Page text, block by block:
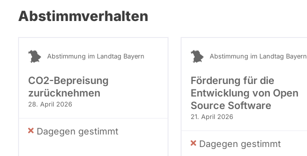
Abstimmverhalten
Abstimmung im Landtag Bayern
CO2-Bepreisung
zurücknehmen
28. April 2026
Dagegen gestimmt
Abstimmung im Landtag Bayern
Förderung für die
Entwicklung von Open
Source Software
21. April 2026
Dagegen gestimmt